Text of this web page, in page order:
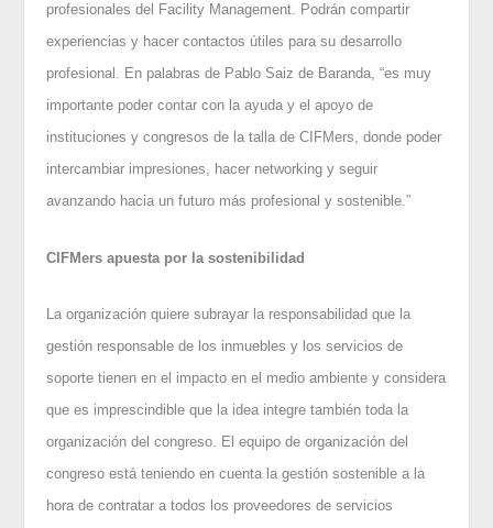
profesionales del Facility Management. Podrán compartir
experiencias y hacer contactos útiles para su desarrollo
profesional. En palabras de Pablo Saiz de Baranda, “es muy
importante poder contar con la ayuda y el apoyo de
instituciones y congresos de la talla de CIFMers, donde poder
intercambiar impresiones, hacer networking y seguir
avanzando hacia un futuro más profesional y sostenible.”
CIFMers apuesta por la sostenibilidad
La organización quiere subrayar la responsabilidad que la
gestión responsable de los inmuebles y los servicios de
soporte tienen en el impacto en el medio ambiente y considera
que es imprescindible que la idea integre también toda la
organización del congreso. El equipo de organización del
congreso está teniendo en cuenta la gestión sostenible a la
hora de contratar a todos los proveedores de servicios